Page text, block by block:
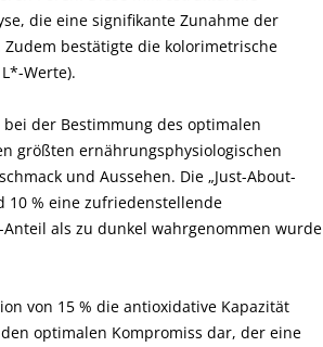
die eine signifikante Zunahme der
bestätigte die kolorimetrische
Werte).
der Bestimmung des optimalen
größten ernährungsphysiologischen
und Aussehen. Die „Just-About-
10 % eine zufriedenstellende
als zu dunkel wahrgenommen wurde
von 15 % die antioxidative Kapazität
optimalen Kompromiss dar, der eine